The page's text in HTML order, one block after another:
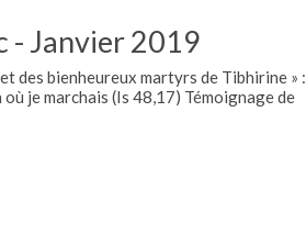
- Janvier 2019
des bienheureux martyrs de Tibhirine » :
où je marchais (Is 48,17) Témoignage de